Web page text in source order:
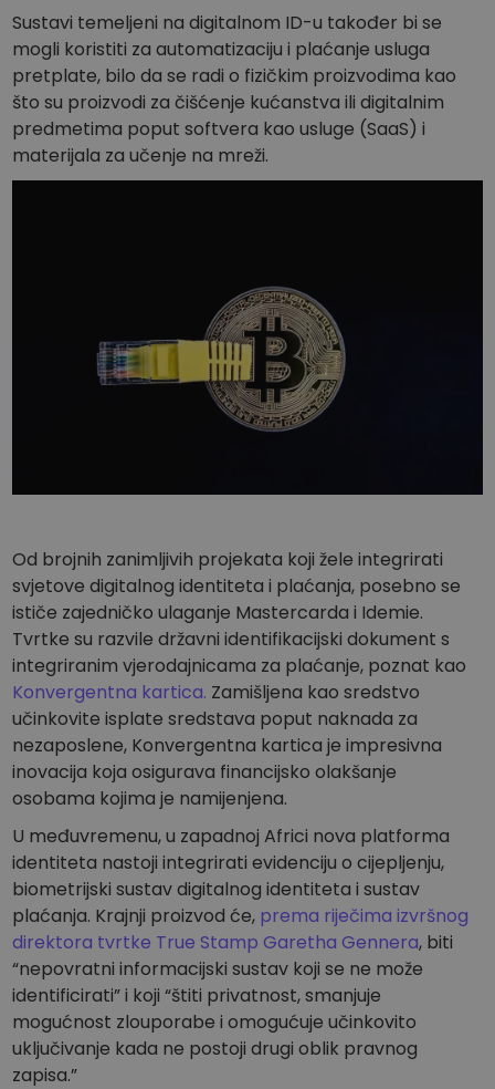
Sustavi temeljeni na digitalnom ID-u također bi se
mogli koristiti za automatizaciju i plaćanje usluga
pretplate, bilo da se radi o fizičkim proizvodima kao
što su proizvodi za čišćenje kućanstva ili digitalnim
predmetima poput softvera kao usluge (SaaS) i
materijala za učenje na mreži.
Od brojnih zanimljivih projekata koji žele integrirati
svjetove digitalnog identiteta i plaćanja, posebno se
ističe zajedničko ulaganje Mastercarda i Idemie.
Tvrtke su razvile državni identifikacijski dokument s
integriranim vjerodajnicama za plaćanje, poznat kao
Konvergentna kartica. Zamišljena kao sredstvo
učinkovite isplate sredstava poput naknada za
nezaposlene, Konvergentna kartica je impresivna
inovacija koja osigurava financijsko olakšanje
osobama kojima je namijenjena.
U međuvremenu, u zapadnoj Africi nova platforma
identiteta nastoji integrirati evidenciju o cijepljenju,
biometrijski sustav digitalnog identiteta i sustav
plaćanja. Krajnji proizvod će, prema riječima izvršnog
direktora tvrtke True Stamp Garetha Gennera, biti
“nepovratni informacijski sustav koji se ne može
identificirati” i koji “štiti privatnost, smanjuje
mogućnost zlouporabe i omogućuje učinkovito
uključivanje kada ne postoji drugi oblik pravnog
zapisa.”